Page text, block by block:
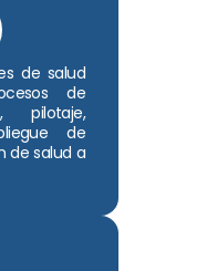
de salud
de
pilotaje,
de
de salud a